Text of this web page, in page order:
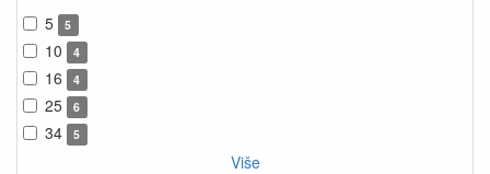
5
5
10 4
16 4
25 6
34 5
Više